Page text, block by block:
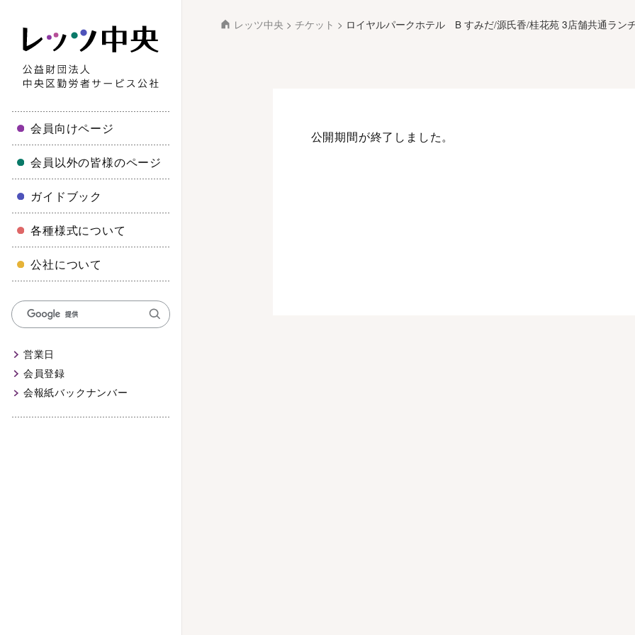
会員向けページ
会員以外の皆様のページ
ガイドブック
各種様式について
公社について
営業日
会員登録
会報紙バックナンバー
レッツ中央 > チケット > ロイヤルパークホテル B すみだ/源氏香/桂花苑 3店舗共通ラン
公開期間が終了しました。